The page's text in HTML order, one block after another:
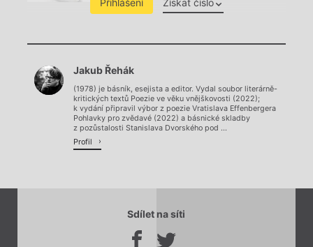
Přihlášení Získat číslo
Chviličku.
Načítá se.
Jakub Řehák
(1978) je básník, esejista a editor. Vydal soubor literárně-
kritických textů Poezie ve věku vnějškovosti (2022);
k vydání připravil výbor z poezie Vratislava Effenbergera
Pohlavky pro zvědavé (2022) a básnické skladby
z pozůstalosti Stanislava Dvorského pod ...
Profil
Sdílet na síti